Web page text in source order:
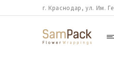
г. Краснодар, ул. Им.